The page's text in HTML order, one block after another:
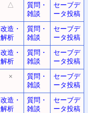
△
質問・
雑談
セーブデ
ータ投稿
改造・
解析
質問・
雑談
セーブデ
ータ投稿
改造・
解析
質問・
雑談
セーブデ
ータ投稿
×
質問・
雑談
セーブデ
ータ投稿
改造・
解析
質問・
雑談
セーブデ
ータ投稿